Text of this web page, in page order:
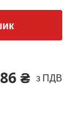
₴ з ПДВ